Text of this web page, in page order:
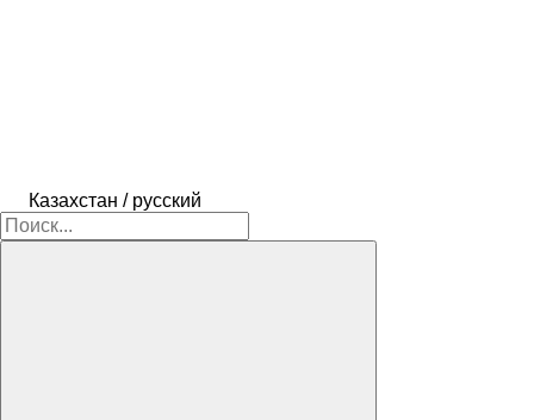
Казахстан / русский